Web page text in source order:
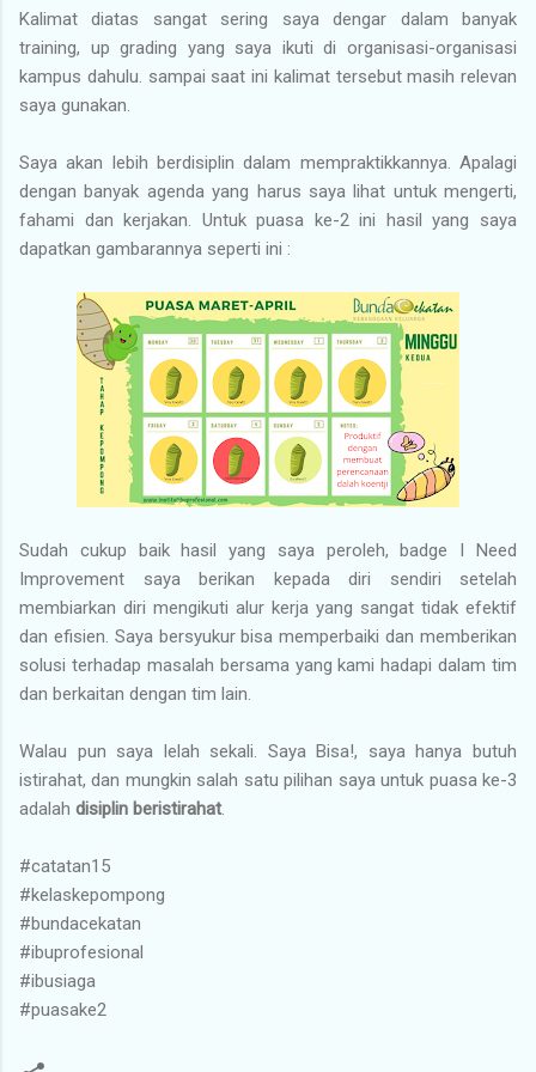
Kalimat diatas sangat sering saya dengar dalam banyak
training, up grading yang saya ikuti di organisasi-organisasi
kampus dahulu. sampai saat ini kalimat tersebut masih relevan
saya gunakan.
Saya akan lebih berdisiplin dalam mempraktikkannya. Apalagi
dengan banyak agenda yang harus saya lihat untuk mengerti,
fahami dan kerjakan. Untuk puasa ke-2 ini hasil yang saya
dapatkan gambarannya seperti ini :
Sudah cukup baik hasil yang saya peroleh, badge I Need
Improvement saya berikan kepada diri sendiri setelah
membiarkan diri mengikuti alur kerja yang sangat tidak efektif
dan efisien. Saya bersyukur bisa memperbaiki dan memberikan
solusi terhadap masalah bersama yang kami hadapi dalam tim
dan berkaitan dengan tim lain.
Walau pun saya lelah sekali. Saya Bisa!, saya hanya butuh
istirahat, dan mungkin salah satu pilihan saya untuk puasa ke-3
adalah disiplin beristirahat.
#catatan15
#kelaskepompong
#bundacekatan
#ibuprofesional
#ibusiaga
#puasake2